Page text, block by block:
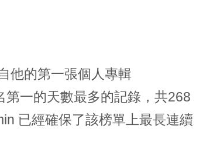
他的第一張個人專輯
第一的天數最多的記錄，共268
已經確保了該榜單上最長連續